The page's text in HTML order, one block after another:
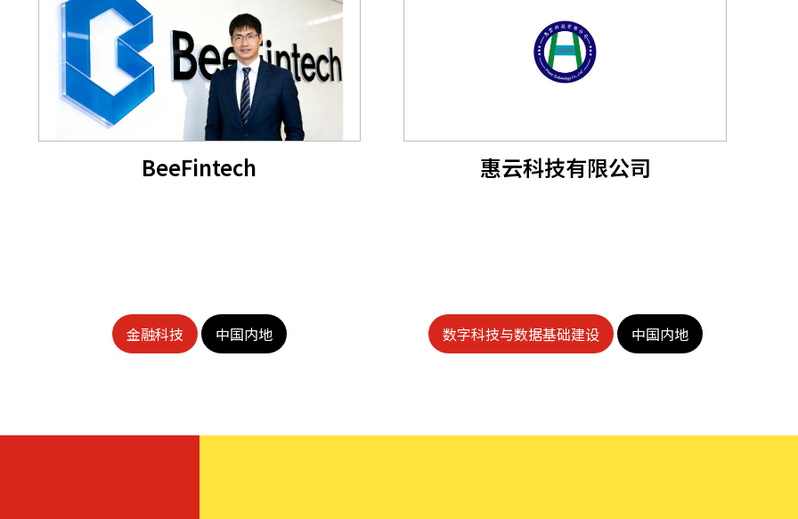
BeeFintech
金融科技 中国内地
惠云科技有限公司
数字科技与数据基础建设 中国内地